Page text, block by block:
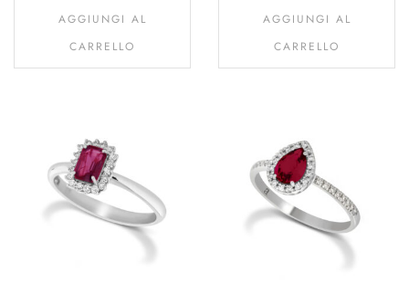
AGGIUNGI AL
CARRELLO
AGGIUNGI AL
CARRELLO